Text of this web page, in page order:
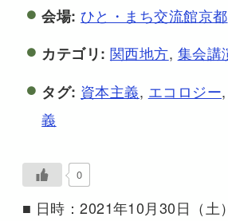
会場: ひと・まち交流館京都
カテゴリ: 関西地方, 集会講
タグ: 資本主義, エコロジー,
義
0
■ 日時：2021年10月30日（土